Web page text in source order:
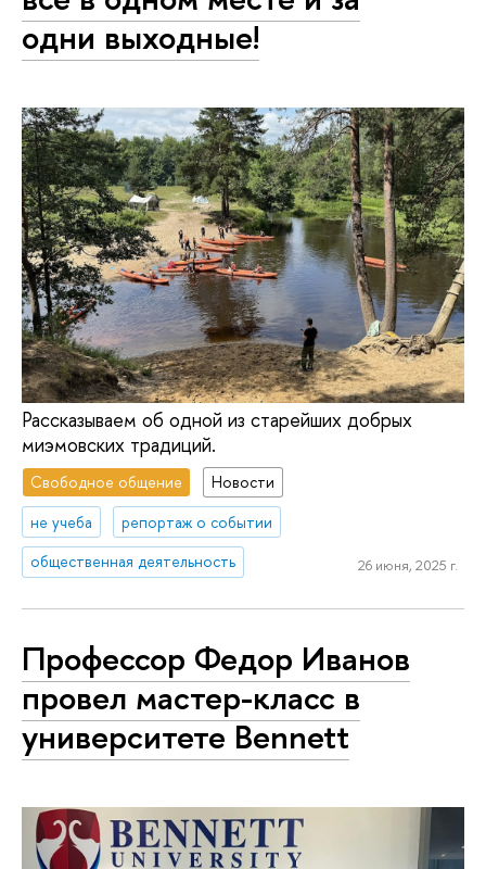
одни выходные!
Рассказываем об одной из старейших добрых
миэмовских традиций.
Свободное общение
Новости
не учеба
репортаж о событии
общественная деятельность
26 июня, 2025 г.
Профессор Федор Иванов
провел мастер-класс в
университете Bennett